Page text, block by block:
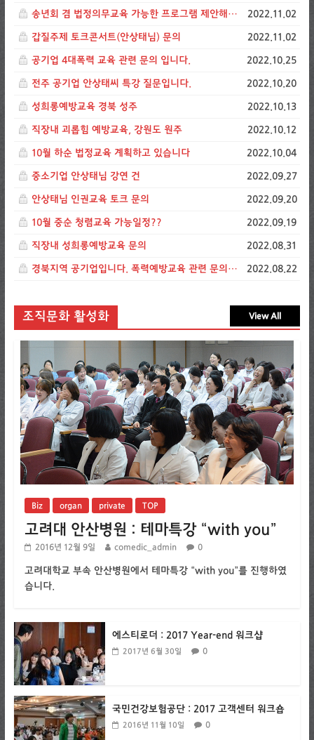
송년회 겸 법정의무교육 가능한 프로그램 제안해주세요 2022.11.02
갑질주제 토크콘서트(안상태님) 문의 2022.11.02
공기업 4대폭력 교육 관련 문의 입니다. 2022.10.25
전주 공기업 안상태씨 특강 질문입니다. 2022.10.20
성희롱예방교육 경북 성주 2022.10.13
직장내 괴롭힘 예방교육, 강원도 원주 2022.10.12
10월 하순 법정교육 계획하고 있습니다 2022.10.04
중소기업 안상태님 강연 건 2022.09.27
안상태님 인권교육 토크 문의 2022.09.20
10월 중순 청렴교육 가능일정?? 2022.09.19
직장내 성희롱예방교육 문의 2022.08.31
경북지역 공기업입니다. 폭력예방교육 관련 문의드립니다. 2022.08.22
조직문화 활성화 View All
Biz organ private TOP
고려대 안산병원 : 테마특강 “with you”
2016년 12월 9일 comedic_admin 0
고려대학교 부속 안산병원에서 테마특강 “with you”를 진행하였
습니다.
에스티로더 : 2017 Year-end 워크샵
2017년 6월 30일 0
국민건강보험공단 : 2017 고객센터 워크숍
2016년 11월 10일 0